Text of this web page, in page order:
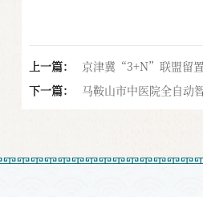
上一篇：
京津冀“3+N”联盟留
下一篇：
马鞍山市中医院全自动